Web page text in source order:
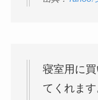
寝室用に
てくれま